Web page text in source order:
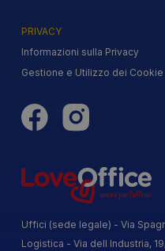
PRIVACY
Informazioni sulla Privacy
Gestione e Utilizzo dei Cookie
Uffici (sede legale) - Via
Logistica - Via dell Industria,